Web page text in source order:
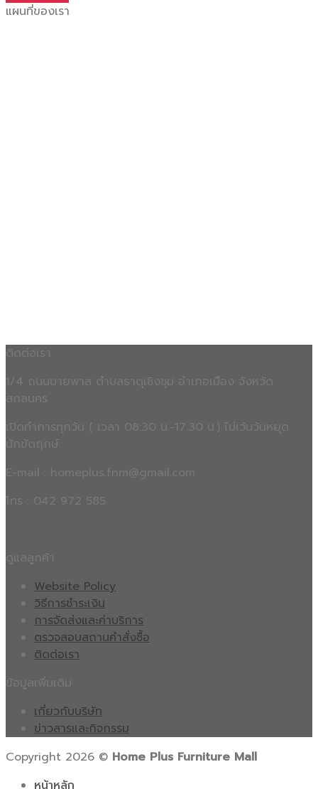
chosen
on
แผนที่ของเรา
1/4 ถนนบายพาส ตำบลธาตุเชิงชุม อำเภอเมือง จังหวัด
เปิดทำการทุกวัน ( เวลา 08:30 น.-17.30 น.) ไม่เว้นวันหยุด
E-mail : homeplus.fnm@gmail.com
โทร : 042 972 585
Website Policy
วิธีการชำระเงิน
การจัดส่งและค่าบริการ
ตรวจสอบสถานคำสั่งซื้อ
ติดต่อเรา
เกี่ยวกับบริษัท
ข่าวสารและกิจกรรม
Copyright 2026 © Home Plus Furniture Mall
หน้าหลัก